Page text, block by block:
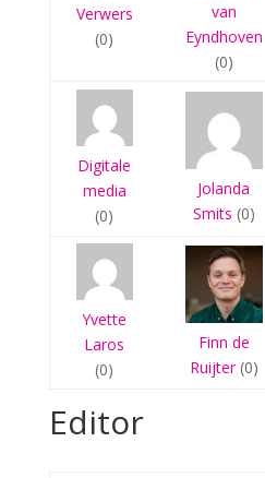
Verwers
(0)
van
Eyndhoven
(0)
Digitale
media
(0)
Jolanda
Smits (0)
Yvette
Laros
(0)
Finn de
Ruijter(0)
Editor